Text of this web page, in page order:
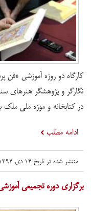
کارگاه دو روزه آموزشی «فن
در کتابخانه و موزه ملی ملک
ادامه مطلب
منتشر شده در تاریخ ۱۴ دی ۱۳۹۴ در
برگزاری دوره تجمیعی